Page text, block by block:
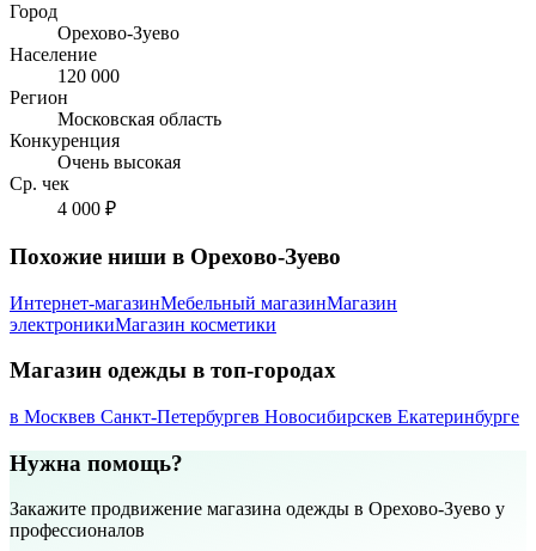
Город
Орехово-Зуево
Население
120 000
Регион
Московская область
Конкуренция
Очень высокая
Ср. чек
4 000 ₽
Похожие ниши в Орехово-Зуево
Интернет-магазинМебельный магазинМагазин
электроникиМагазин косметики
Магазин одежды в топ-городах
в Москвев Санкт-Петербургев Новосибирскев Екатеринбурге
Нужна помощь?
Закажите продвижение магазина одежды в Орехово-Зуево у
профессионалов